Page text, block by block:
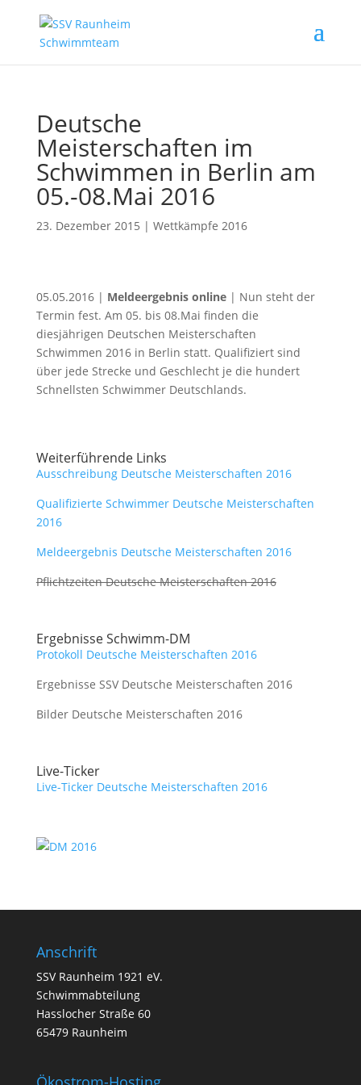
Deutsche
Meisterschaften im
Schwimmen in Berlin am
05.-08.Mai 2016
23. Dezember 2015 | Wettkämpfe 2016
05.05.2016 | Meldeergebnis online | Nun steht der
Termin fest. Am 05. bis 08.Mai finden die
diesjährigen Deutschen Meisterschaften
Schwimmen 2016 in Berlin statt. Qualifiziert sind
über jede Strecke und Geschlecht je die hundert
Schnellsten Schwimmer Deutschlands.
Weiterführende Links
Ausschreibung Deutsche Meisterschaften 2016
Qualifizierte Schwimmer Deutsche Meisterschaften
2016
Meldeergebnis Deutsche Meisterschaften 2016
Pflichtzeiten Deutsche Meisterschaften 2016
Ergebnisse Schwimm-DM
Protokoll Deutsche Meisterschaften 2016
Ergebnisse SSV Deutsche Meisterschaften 2016
Bilder Deutsche Meisterschaften 2016
Live-Ticker
Live-Ticker Deutsche Meisterschaften 2016
Anschrift
SSV Raunheim 1921 eV.
Schwimmabteilung
Hasslocher Straße 60
65479 Raunheim